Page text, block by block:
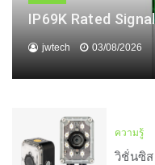
IP69K Rated
jwtech 03/08/2026
ความรู้
วิชั่นซิส